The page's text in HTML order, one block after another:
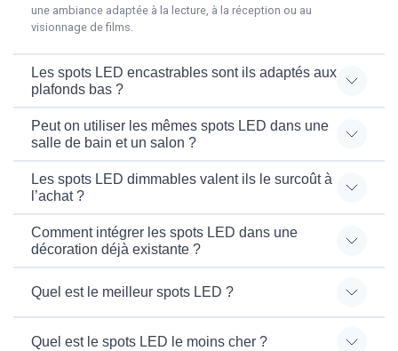
une ambiance adaptée à la lecture, à la réception ou au
visionnage de films.
Les spots LED encastrables sont ils adaptés aux
plafonds bas ?
Peut on utiliser les mêmes spots LED dans une
salle de bain et un salon ?
Les spots LED dimmables valent ils le surcoût à
l’achat ?
Comment intégrer les spots LED dans une
décoration déjà existante ?
Quel est le meilleur spots LED ?
Quel est le spots LED le moins cher ?